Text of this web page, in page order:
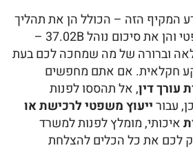
המקיף הזה – הכולל הן את תהליך
העסקה והליווי המשפטי והן את סיכום נוהל 37.02B –
וברורה של מה שמחכה לכם בעת
חקלאית. אם אתם מחפשים
עורך דין, אל תהססו לפנות
עבורייעוץ משפטי לרכישת או
איכותי, מומלץ לפנות למשרד
לכם את כל הכלים להצלחת